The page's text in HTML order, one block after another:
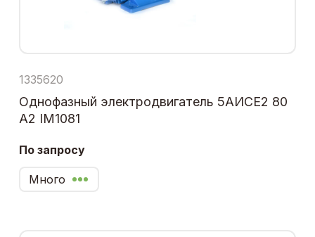
1335620
Однофазный электродвигатель 5АИСЕ2 80
А2 IM1081
По запросу
Много